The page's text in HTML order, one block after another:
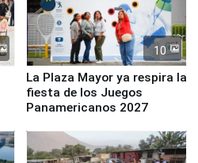
10
La Plaza Mayor ya respira la
fiesta de los Juegos
Panamericanos 2027